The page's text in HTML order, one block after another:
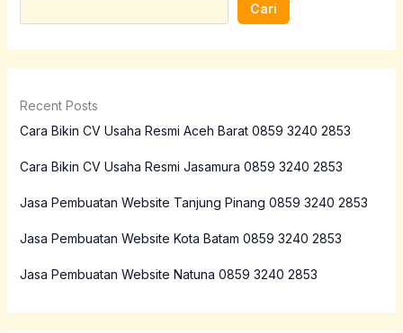
Cari
Recent Posts
Cara Bikin CV Usaha Resmi Aceh Barat 0859 3240 2853
Cara Bikin CV Usaha Resmi Jasamura 0859 3240 2853
Jasa Pembuatan Website Tanjung Pinang 0859 3240 2853
Jasa Pembuatan Website Kota Batam 0859 3240 2853
Jasa Pembuatan Website Natuna 0859 3240 2853